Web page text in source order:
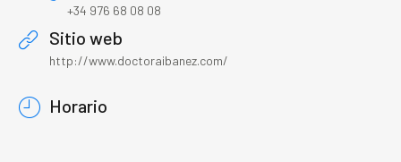
+34 976 68 08 08
Sitio web
http://www.doctoraibanez.com/
Horario